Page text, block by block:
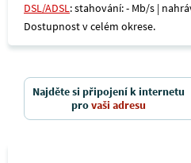
DSL/ADSL: stahování: - Mb/s |
Dostupnost v celém okrese.
Najděte si připojení k internetu
provaši adresu